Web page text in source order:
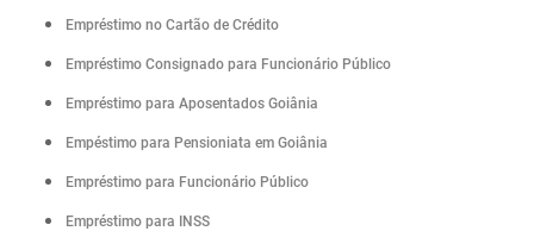
Empréstimo no Cartão de Crédito
Empréstimo Consignado para Funcionário Público
Empréstimo para Aposentados Goiânia
Empéstimo para Pensioniata em Goiânia
Empréstimo para Funcionário Público
Empréstimo para INSS